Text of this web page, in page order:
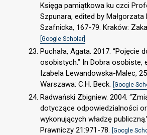
Księga pamiątkowa ku czci
Szpunara, edited by Małgorzata
Szafnicka, 167-79. Kraków:
[Google Scholar]
Puchała, Agata. 2017. “Pojęcie
osobistych.” In Dobra osobiste,
Izabela Lewandowska-Malec,
Warszawa: C.H. Beck. [Google
Radwański Zbigniew. 2004.
dotyczące odpowiedzialności
wykonujących władzę
Prawniczy 21:971-78. [Google